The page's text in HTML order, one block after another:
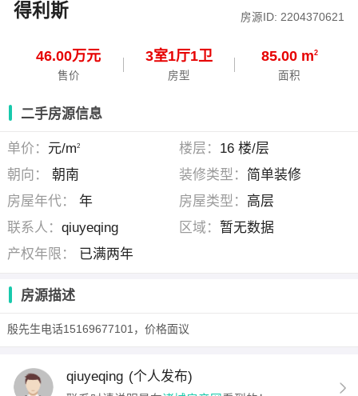
得利斯 房源ID: 2204370621
46.00万元
售价
3室1厅1卫
房型
85.00 m2
面积
二手房源信息
单价： 元/m2 楼层： 16 楼/层
朝向：
朝南 装修类型： 简单装修
房屋年代：
年 房屋类型： 高层
联系人：qiuyeqing 区域： 暂无数据
产权年限：
已满两年
房源描述
殷先生电话15169677101，价格面议
qiuyeqing (个人发布)